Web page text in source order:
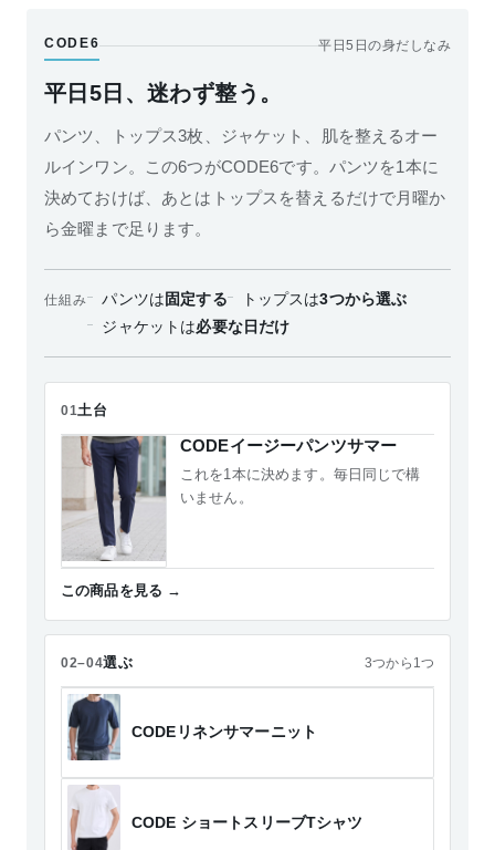
CODE6 平日5日の身だしなみ
平日5日、迷わず整う。
パンツ、トップス3枚、ジャケット、肌を整えるオー
ルインワン。この6つがCODE6です。パンツを1本に
決めておけば、あとはトップスを替えるだけで月曜か
ら金曜まで足ります。
仕組み パンツは固定する トップスは3つから選ぶ
ジャケットは必要な日だけ
01土台
CODEイージーパンツサマー
これを1本に決めます。毎日同じで構
いません。
この商品を見る
02–04選ぶ 3つから1つ
CODEリネンサマーニット
CODE ショートスリーブTシャツ